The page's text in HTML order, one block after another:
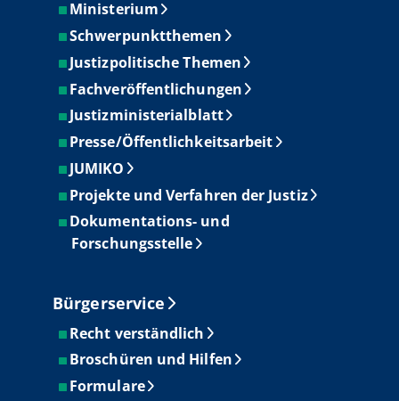
Ministerium
Schwerpunktthemen
Justizpolitische Themen
Fachveröffentlichungen
Justizministerialblatt
Presse/Öffentlichkeitsarbeit
JUMIKO
Projekte und Verfahren der Justiz
Dokumentations- und
Forschungsstelle
Bürgerservice
Recht verständlich
Broschüren und Hilfen
Formulare